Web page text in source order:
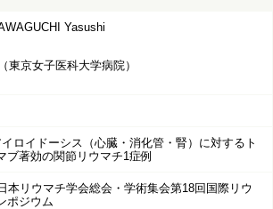
Yasushi
東京女子医科大学病院）
ロイドーシス（心臓・消化管・腎）に対するト
ブ著効の関節リウマチ1症例
本リウマチ学会総会・学術集会第18回国際リウ
ポジウム